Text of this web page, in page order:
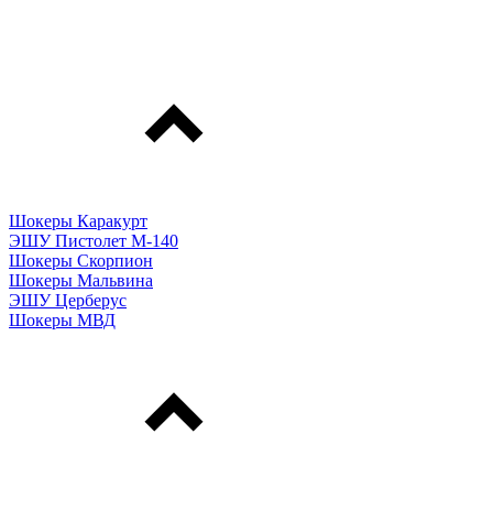
Шокеры Каракурт
ЭШУ Пистолет М-140
Шокеры Скорпион
Шокеры Мальвина
ЭШУ Церберус
Шокеры МВД